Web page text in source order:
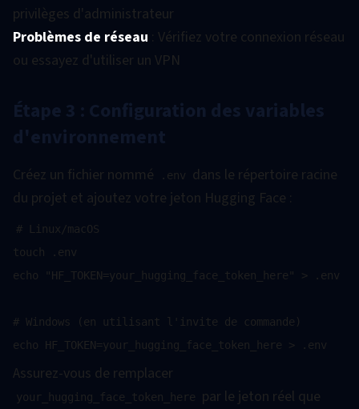
privilèges d'administrateur
Problèmes de réseau : Vérifiez votre connexion réseau
ou essayez d'utiliser un VPN
Étape 3 : Configuration des variables
d'environnement
Créez un fichier nommé .env
dans le répertoire racine
du projet et ajoutez votre jeton Hugging Face :
# Linux/macOS
touch .env
echo "HF_TOKEN=your_hugging_face_token_here" > .env
# Windows (en utilisant l'invite de commande)
Assurez-vous de remplacer
your_hugging_face_token_here
par le jeton réel que